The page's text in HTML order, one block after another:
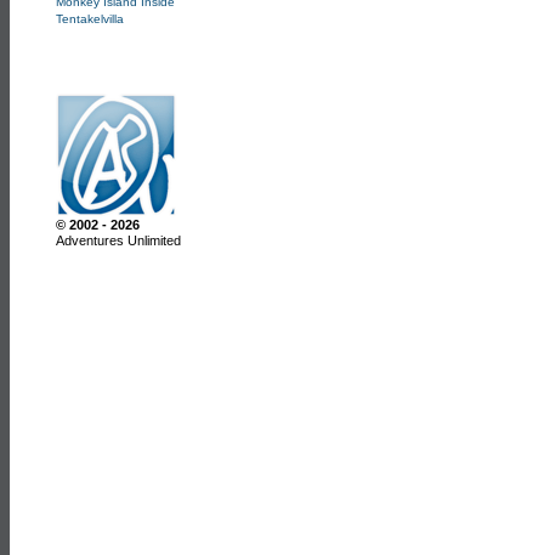
Tentakelvilla
© 2002 - 2026
Adventures Unlimited